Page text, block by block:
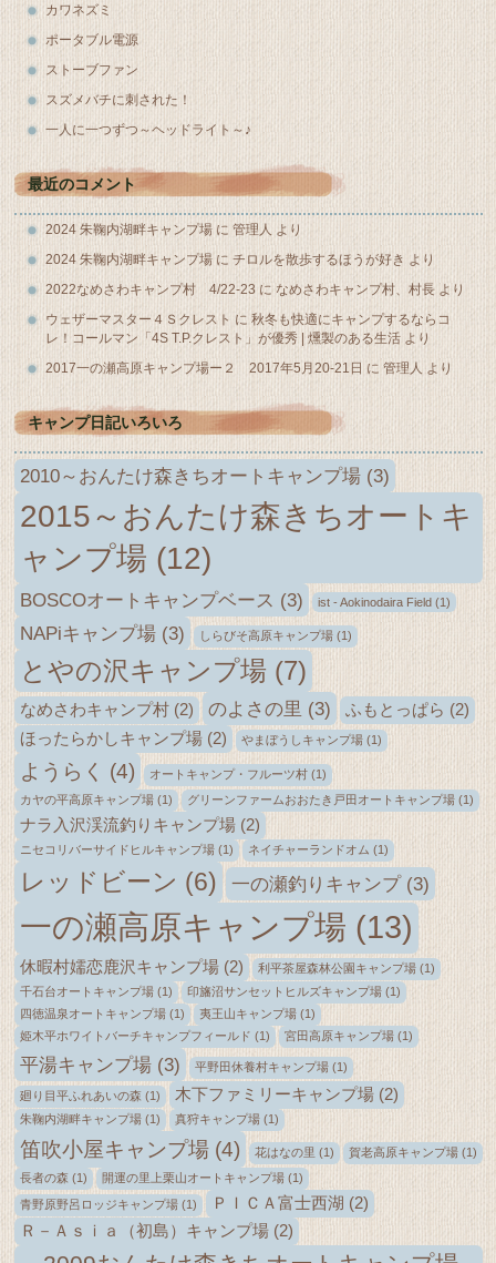
カワネズミ
ポータブル電源
ストーブファン
スズメバチに刺された！
一人に一つずつ～ヘッドライト～♪
最近のコメント
2024 朱鞠内湖畔キャンプ場 に 管理人 より
2024 朱鞠内湖畔キャンプ場 に チロルを散歩するほうが好き より
2022なめさわキャンプ村 4/22-23 に なめさわキャンプ村、村長 より
ウェザーマスター４Ｓクレスト に 秋冬も快適にキャンプするならコ
レ！コールマン「4S T.P.クレスト」が優秀 | 燻製のある生活 より
2017一の瀬高原キャンプ場ー２ 2017年5月20-21日 に 管理人 より
キャンプ日記いろいろ
2010～おんたけ森きちオートキャンプ場 (3)
2015～おんたけ森きちオートキ
ャンプ場 (12)
BOSCOオートキャンプベース (3) ist - Aokinodaira Field (1)
NAPiキャンプ場 (3) しらびそ高原キャンプ場 (1)
とやの沢キャンプ場 (7)
なめさわキャンプ村 (2) のよさの里 (3) ふもとっぱら (2)
ほったらかしキャンプ場 (2) やまぼうしキャンプ場 (1)
ようらく (4) オートキャンプ・フルーツ村 (1)
カヤの平高原キャンプ場 (1) グリーンファームおおたき戸田オートキャンプ場 (1)
ナラ入沢渓流釣りキャンプ場 (2)
ニセコリバーサイドヒルキャンプ場 (1) ネイチャーランドオム (1)
レッドビーン (6) 一の瀬釣りキャンプ(3)
一の瀬高原キャンプ場 (13)
休暇村嬬恋鹿沢キャンプ場 (2) 利平茶屋森林公園キャンプ場 (1)
千石台オートキャンプ場 (1) 印旛沼サンセットヒルズキャンプ場 (1)
四徳温泉オートキャンプ場 (1) 夷王山キャンプ場 (1)
姫木平ホワイトバーチキャンプフィールド (1) 宮田高原キャンプ場 (1)
平湯キャンプ場 (3) 平野田休養村キャンプ場 (1)
廻り目平ふれあいの森 (1) 木下ファミリーキャンプ場 (2)
朱鞠内湖畔キャンプ場 (1) 真狩キャンプ場 (1)
笛吹小屋キャンプ場 (4) 花はなの里 (1) 賀老高原キャンプ場 (1)
長者の森 (1) 開運の里上栗山オートキャンプ場 (1)
青野原野呂ロッジキャンプ場 (1) ＰＩＣＡ富士西湖 (2)
Ｒ－Ａｓｉａ（初島）キャンプ場 (2)